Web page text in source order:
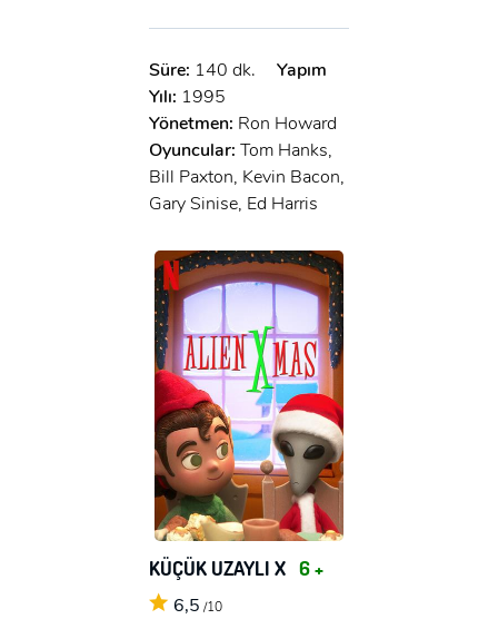
Süre: 140 dk.
Yapım
Yılı: 1995
Yönetmen: Ron Howard
Oyuncular: Tom Hanks,
Bill Paxton, Kevin Bacon,
Gary Sinise, Ed Harris
KÜÇÜK UZAYLI X 6 +
6,5 /10